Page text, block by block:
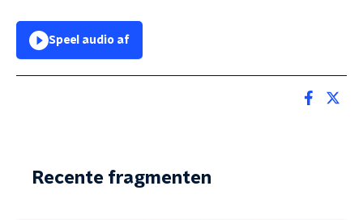
Speel audio af
Recente fragmenten